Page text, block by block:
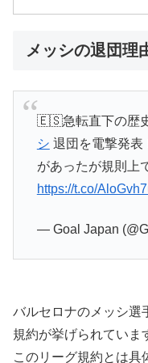
メッシの退団理
🇪🇸急転直下の歴
シ 退団を電撃発表
があったが規則上
https://t.co/
— Goal Japan
バルセロナのメッシ選
規約が挙げられていま
このリーグ規約とは具